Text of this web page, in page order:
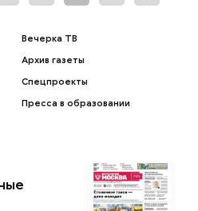
Вечерка ТВ
Архив газеты
Спецпроекты
Пресса в образовании